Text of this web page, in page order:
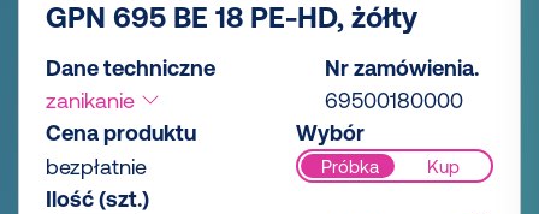
GPN 695 BE 18 PE-HD, żółty
Dane techniczne
zanikanie
Nr zamówienia.
69500180000
Cena produktu
bezpłatnie
Wybór
Próbka Kup
Ilość (szt.)